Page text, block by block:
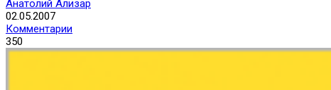
Анатолий Ализар
02.05.2007
Комментарии
350